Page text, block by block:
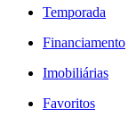
Temporada
Financiamento
Imobiliárias
Favoritos